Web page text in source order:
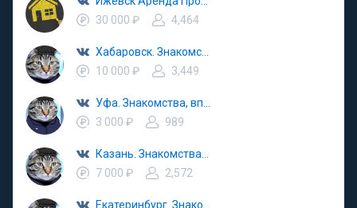
30 000 ₽
4,464
10 000 ₽
3,449
3 000 ₽
989
7 000 ₽
2,572